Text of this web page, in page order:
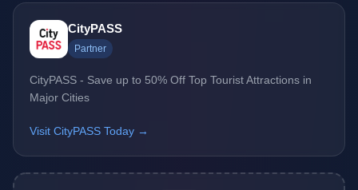
CityPASS
Partner
CityPASS - Save up to 50% Off Top Tourist Attractions in
Major Cities
Visit CityPASS Today →